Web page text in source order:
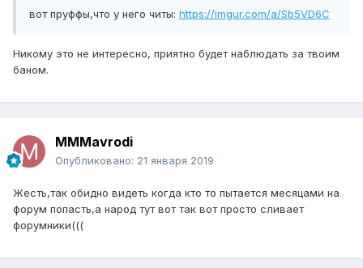
вот пруффы,что у него читы: https://imgur.com/a/Sb5VD6C
Никому это не интересно, приятно будет наблюдать за твоим
баном.
MMMavrodi
Опубликовано: 21 января 2019
Жесть,так обидно видеть когда кто то пытается месяцами на
форум попасть,а народ тут вот так вот просто сливает
форумники(((